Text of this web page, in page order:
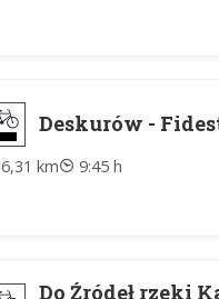
Deskurów -
6,31 km 9:45 h
Do Źródeł rzeki